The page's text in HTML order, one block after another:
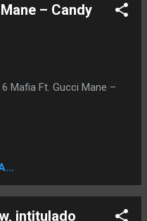
– Candy
6 Mafia Ft. Gucci Mane –
intitulado